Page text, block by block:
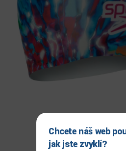
Chcete náš web
jak jste zvyklí?